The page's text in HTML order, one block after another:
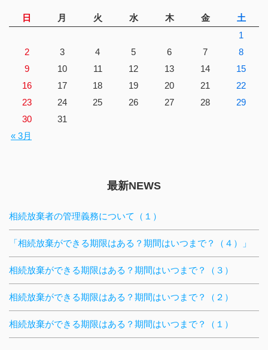
日 月 火 水 木 金 土
« 3月
1
2
3 4 5 6 7
8
9
10 11 12 13 14
15
16
17 18 19 20 21
22
23
24 25 26 27 28
29
30
31
最新NEWS
相続放棄者の管理義務について（１）
「相続放棄ができる期限はある？期間はいつまで？（４）」
相続放棄ができる期限はある？期間はいつまで？（３）
相続放棄ができる期限はある？期間はいつまで？（２）
相続放棄ができる期限はある？期間はいつまで？（１）